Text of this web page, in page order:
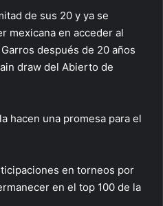
de sus 20 y ya se
mexicana en acceder al
después de 20 años
draw del Abierto de
hacen una promesa para el
en torneos por
en el top 100 de la